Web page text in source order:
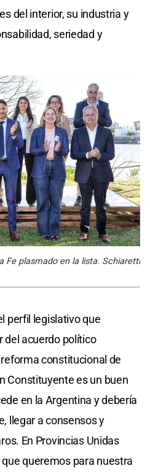
del interior, su industria y
seriedad y
Fe plasmado en la lista. Schiaretti
perfil legislativo que
del acuerdo político
constitucional de
Constituyente es un buen
en la Argentina y debería
llegar a consensos y
En Provincias Unidas
queremos para nuestra